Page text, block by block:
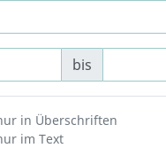
bis
in Überschriften
im Text